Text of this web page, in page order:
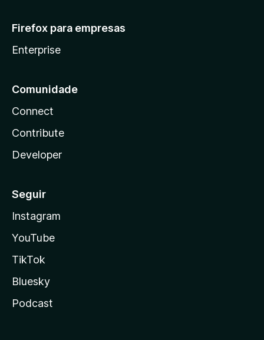
Firefox para empresas
Enterprise
Comunidade
Connect
Contribute
Developer
Seguir
Instagram
YouTube
TikTok
Bluesky
Podcast